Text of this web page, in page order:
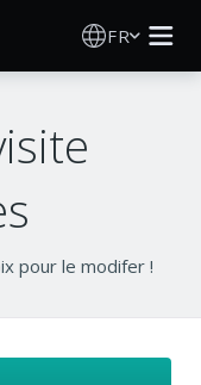
FR
pour le modifer !